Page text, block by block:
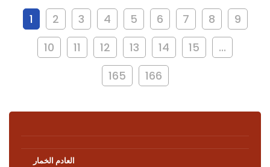
1 2 3 4 5 6 7 8
9
10
11 12 13 14 15
...
165
166
العادم الخمار